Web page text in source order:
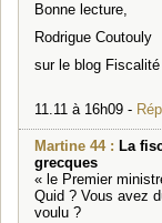
Bonne lecture,
Rodrigue Coutouly
sur le blog
11.11 à 16h09 -
Martine 44 : La
grecques
« le Premier
Quid ? Vous avez
voulu ?